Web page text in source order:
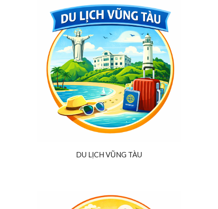
DU LỊCH VŨNG TÀU